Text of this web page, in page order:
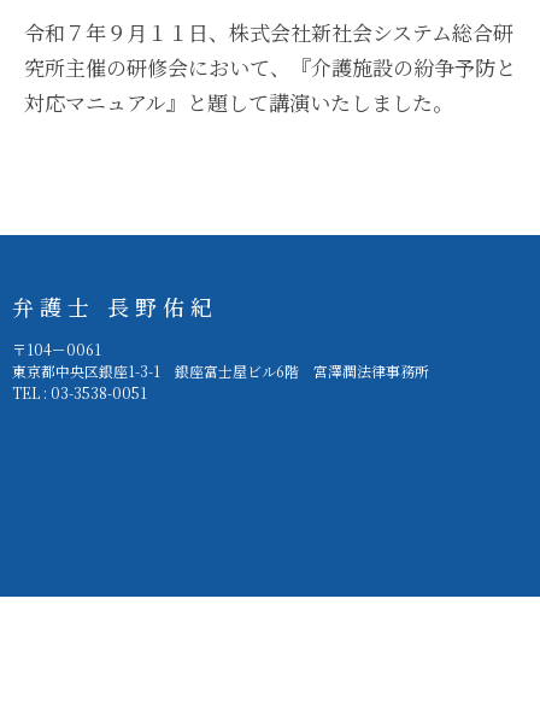
令和７年９月１１日、株式会社新社会システム総合研
究所主催の研修会において、『介護施設の紛争予防と
対応マニュアル』と題して講演いたしました。
弁護士 長野佑紀
〒104－0061
東京都中央区銀座1-3-1 銀座富士屋ビル6階 宮澤潤法律事務所
TEL : 03-3538-0051